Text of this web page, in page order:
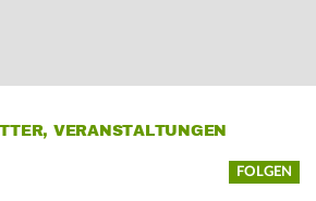
VERANSTALTUNGEN
FOLGEN